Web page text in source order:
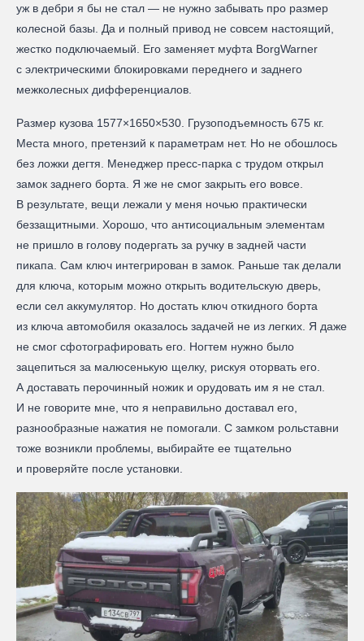
уж в дебри я бы не стал — не нужно забывать про размер
колесной базы. Да и полный привод не совсем настоящий,
жестко подключаемый. Его заменяет муфта BorgWarner
с электрическими блокировками переднего и заднего
межколесных дифференциалов.
Размер кузова 1577×1650×530. Грузоподъемность 675 кг.
Места много, претензий к параметрам нет. Но не обошлось
без ложки дегтя. Менеджер пресс-парка с трудом открыл
замок заднего борта. Я же не смог закрыть его вовсе.
В результате, вещи лежали у меня ночью практически
беззащитными. Хорошо, что антисоциальным элементам
не пришло в голову подергать за ручку в задней части
пикапа. Сам ключ интегрирован в замок. Раньше так делали
для ключа, которым можно открыть водительскую дверь,
если сел аккумулятор. Но достать ключ откидного борта
из ключа автомобиля оказалось задачей не из легких. Я даже
не смог сфотографировать его. Ногтем нужно было
зацепиться за малюсенькую щелку, рискуя оторвать его.
А доставать перочинный ножик и орудовать им я не стал.
И не говорите мне, что я неправильно доставал его,
разнообразные нажатия не помогали. С замком рольставни
тоже возникли проблемы, выбирайте ее тщательно
и проверяйте после установки.